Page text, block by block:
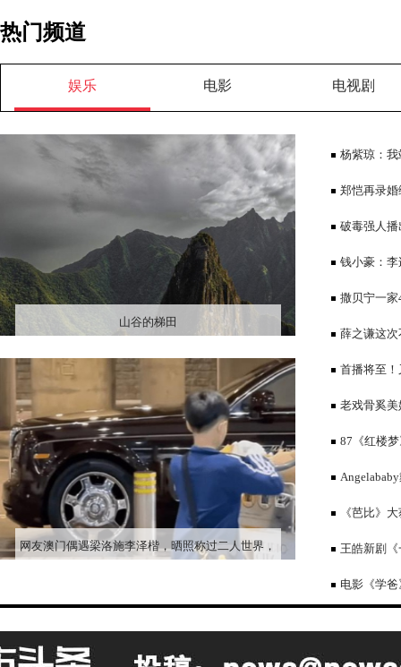
热门频道
娱乐 电影 电视剧
山谷的梯田
网友澳门偶遇梁洛施李泽楷，晒照称过二人世界，
杨紫琼：
道他不简单
郑恺再录
原因，冯小
破毒强人
物刻画深受
钱小豪：
他的对手
撒贝宁一
凤胎皮肤白
薛之谦这
首播将至
慨，终于有
老戏骨奚
87《红楼
道破真相
190cm弟弟
《芭比》
王皓新剧《
电影《学